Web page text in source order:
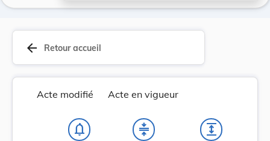
arrow_back Retour accueil
Acte modifié Acte en vigueur
notifications_none compress expand